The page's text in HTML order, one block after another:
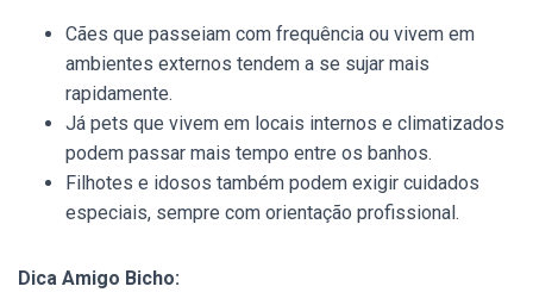
Cães que passeiam com frequência ou vivem em
ambientes externos tendem a se sujar mais
rapidamente.
Já pets que vivem em locais internos e climatizados
podem passar mais tempo entre os banhos.
Filhotes e idosos também podem exigir cuidados
especiais, sempre com orientação profissional.
Dica Amigo Bicho: